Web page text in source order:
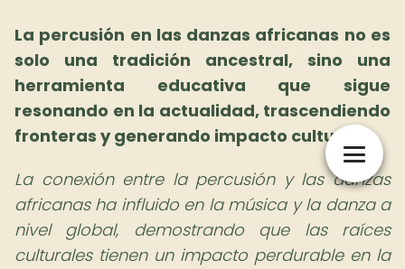
La percusión en las danzas africanas no es
solo una tradición ancestral, sino una
herramienta educativa que sigue
resonando en la actualidad, trascendiendo
fronteras y generando impacto cultural.
La conexión entre la percusión y las danzas
africanas ha influido en la música y la danza a
nivel global, demostrando que las raíces
culturales tienen un impacto perdurable en la